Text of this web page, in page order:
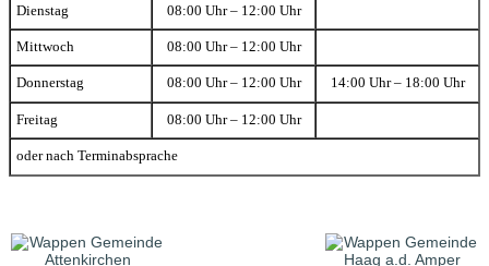
Dienstag 08:00 Uhr – 12:00 Uhr
Mittwoch 08:00 Uhr – 12:00 Uhr
Donnerstag 08:00 Uhr – 12:00 Uhr 14:00 Uhr – 18:00 Uhr
Freitag 08:00 Uhr – 12:00 Uhr
oder nach Terminabsprache